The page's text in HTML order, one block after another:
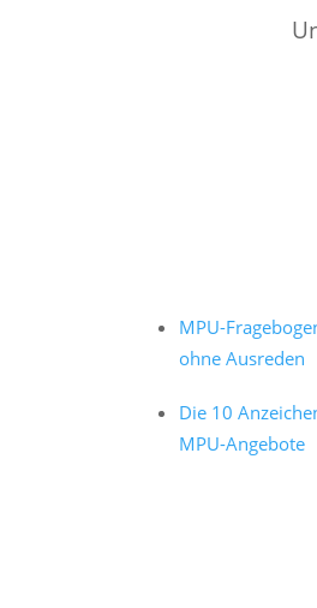
MPU-
ohne Ausreden
Die 10
MPU-Angebote